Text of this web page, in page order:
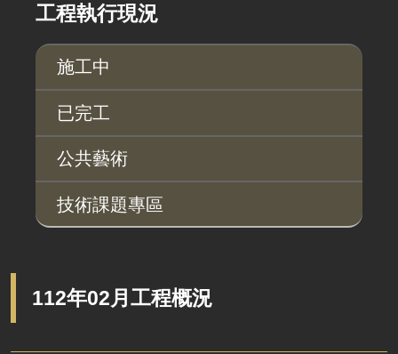
工程執行現況
施工中
已完工
公共藝術
技術課題專區
112年02月工程概況